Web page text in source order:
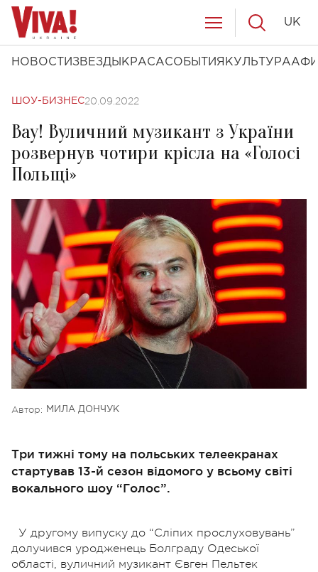
НОВОСТИ ЗВЕЗДЫ КРАСАСОБЫТИЯ КУЛЬТУРА
UK
ШОУ-БИЗНЕС20.09.2022
Вау! Вуличний музикант з України
розвернув чотири крісла на «Голосі
Польщі»
Автор: МИЛА ДОНЧУК
Три тижні тому на польських телеекранах
стартував 13-й сезон відомого у всьому світі
вокального шоу “Голос”.
У другому випуску до “Сліпих прослуховувань”
долучився уродженець Болграду Одеської
області, вуличний музикант Євген Пельтек